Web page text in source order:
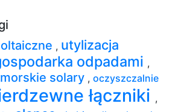
, utylizacja
odpadami ,
solary , oczyszczalnie
łączniki ,